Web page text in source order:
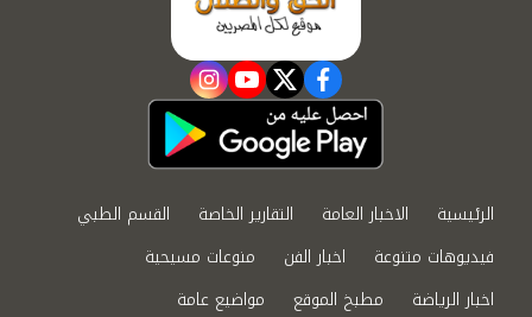
facebook
twitter
youtube
instagram
الرئيسية الاخبار العامة التقارير الخاصة
القسم الطبي
فيديوهات متنوعة
اخبار الفن
منوعات مسيحية
اخبار الرياضة
مطبخ الموقع
مواضيع عامة